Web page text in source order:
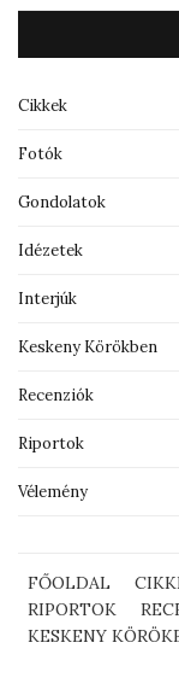
Cikkek
Fotók
Gondolatok
Idézetek
Interjúk
Keskeny Körökben
Recenziók
Riportok
Vélemény
FŐOLDAL
RIPORTOK
KESKENY